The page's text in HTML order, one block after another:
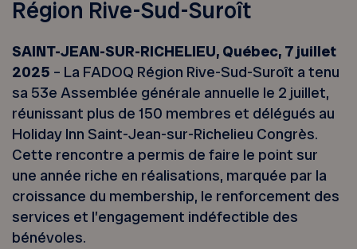
Région Rive-Sud-Suroît
SAINT-JEAN-SUR-RICHELIEU, Québec, 7 juillet
2025 – La FADOQ Région Rive-Sud-Suroît a tenu
sa 53e Assemblée générale annuelle le 2 juillet,
réunissant plus de 150 membres et délégués au
Holiday Inn Saint-Jean-sur-Richelieu Congrès.
Cette rencontre a permis de faire le point sur
une année riche en réalisations, marquée par la
croissance du membership, le renforcement des
services et l’engagement indéfectible des
bénévoles.